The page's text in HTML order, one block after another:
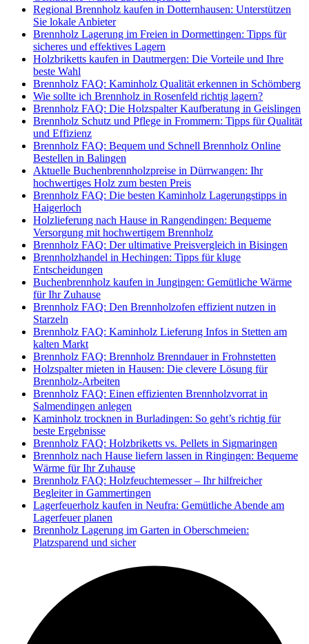
Regional Brennholz kaufen in Dotternhausen: Unterstützen
Sie lokale Anbieter
Brennholz Lagerung im Freien in Dormettingen: Tipps für
sicheres und effektives Lagern
Holzbriketts kaufen in Dautmergen: Die Vorteile und Ihre
beste Wahl
Brennholz FAQ: Kaminholz Qualität erkennen in Schömberg
Wie sollte ich Brennholz in Rosenfeld richtig lagern?
Brennholz FAQ: Die Holzspalter Kaufberatung in Geislingen
Brennholz Schutz und Pflege in Frommern: Tipps für Qualität
und Effizienz
Brennholz FAQ: Bequem und Schnell Brennholz Online
Bestellen in Balingen
Aktuelle Buchenbrennholzpreise in Dürrwangen: Ihr
hochwertiges Holz zum besten Preis
Brennholz FAQ: Die besten Kaminholz Lagerungstipps in
Haigerloch
Holzlieferung nach Hause in Rangendingen: Bequeme
Versorgung mit hochwertigem Brennholz
Brennholz FAQ: Der ultimative Preisvergleich in Bisingen
Brennholzhandel in Hechingen: Tipps für kluge
Entscheidungen
Buchenbrennholz kaufen in Jungingen: Gemütliche Wärme
für Ihr Zuhause
Brennholz FAQ: Den Brennholzofen effizient nutzen in
Starzeln
Brennholz FAQ: Kaminholz Lieferung Infos in Stetten am
kalten Markt
Brennholz FAQ: Brennholz Brenndauer in Frohnstetten
Holzspalter mieten in Hausen: Die clevere Lösung für
Brennholz-Arbeiten
Brennholz FAQ: Einen effizienten Brennholzvorrat in
Salmendingen anlegen
Kaminholz trocknen in Burladingen: So geht’s richtig für
beste Ergebnisse
Brennholz FAQ: Holzbriketts vs. Pellets in Sigmaringen
Brennholz nach Hause liefern lassen in Ringingen: Bequeme
Wärme für Ihr Zuhause
Brennholz FAQ: Holzfeuchtemesser – Ihr hilfreicher
Begleiter in Gammertingen
Lagerfeuerholz kaufen in Neufra: Gemütliche Abende am
Lagerfeuer planen
Brennholz Lagerung im Garten in Oberschmeien:
Platzsparend und sicher